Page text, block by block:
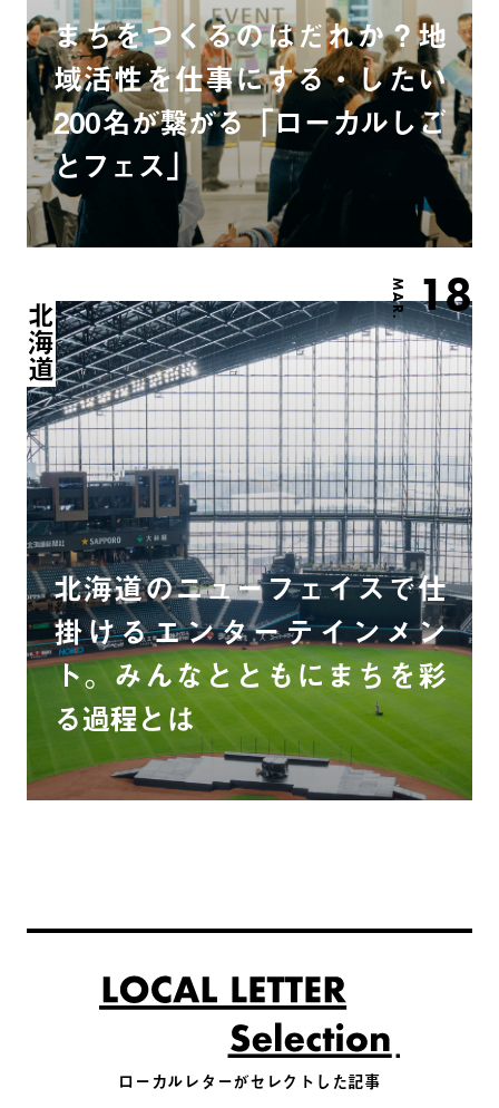
まちをつくるのはだれか？地
域活性を仕事にする・したい
200名が繋がる「ローカルしご
とフェス」
MAR. 18
北海道
北海道のニューフェイスで仕
掛けるエンターテインメン
ト。みんなとともにまちを彩
る過程とは
ローカルレターがセレクトした記事